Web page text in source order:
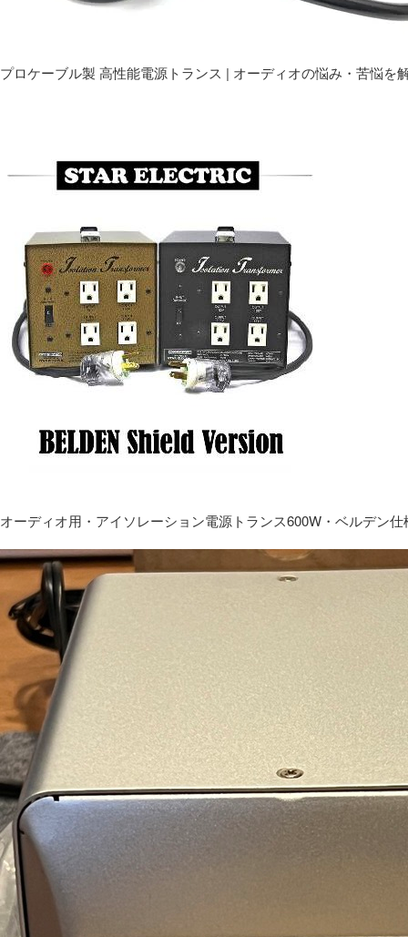
プロケーブル製 高性能電源トランス | オーディオの悩み・苦悩を
オーディオ用・アイソレーション電源トランス600W・ベルデン仕